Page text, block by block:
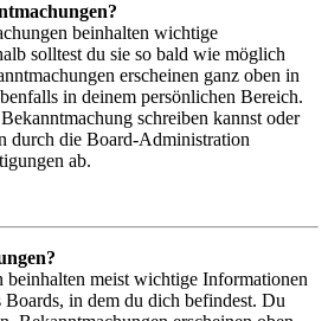
beinhalten wichtige
solltest du sie so bald wie möglich
erscheinen ganz oben in
in deinem persönlichen Bereich.
schreiben kannst oder
durch die Board-Administration
ab.
beinhalten meist wichtige Informationen
Boards, in dem du dich befindest. Du